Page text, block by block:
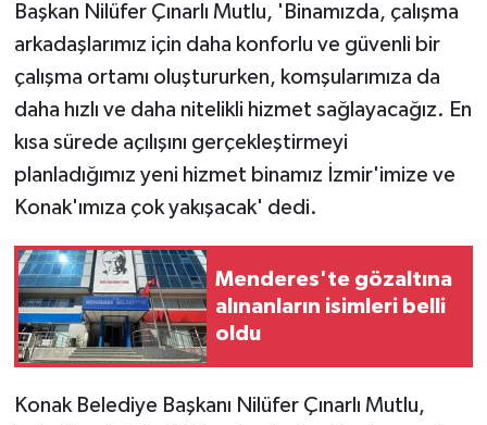
Başkan Nilüfer Çınarlı Mutlu, 'Binamızda, çalışma
arkadaşlarımız için daha konforlu ve güvenli bir
çalışma ortamı oluştururken, komşularımıza da
daha hızlı ve daha nitelikli hizmet sağlayacağız. En
kısa sürede açılışını gerçekleştirmeyi
planladığımız yeni hizmet binamız İzmir'imize ve
Konak'ımıza çok yakışacak' dedi.
Menderes'te gözaltına
alınanların isimleri belli
oldu
Konak Belediye Başkanı Nilüfer Çınarlı Mutlu,
Spor